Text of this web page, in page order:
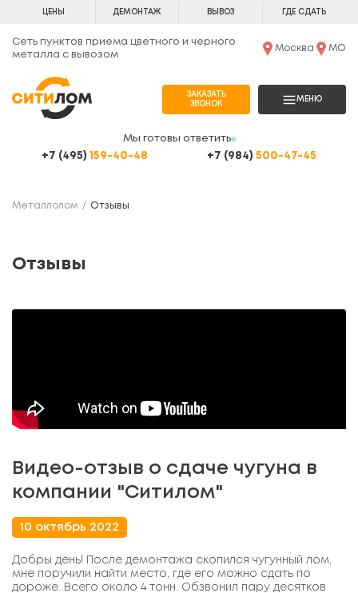
ЦЕНЫ ДЕМОНТАЖ ВЫВОЗ ГДЕ СДАТЬ
Сеть пунктов приема цветного и черного
металла с вывозом
Москва МО
Мы готовы ответить
+7 (495) 159-40-48 +7 (984) 500-47-45
ЗАКАЗАТЬ
ЗВОНОК
МЕНЮ
Металлолом Отзывы
Отзывы
Видео-отзыв о сдаче чугуна в
компании "Ситилом"
10 октябрь 2022
Добры день! После демонтажа скопился чугунный лом,
мне поручили найти место, где его можно сдать по
дороже. Всего около 4 тонн. Обзвонил пару десятков